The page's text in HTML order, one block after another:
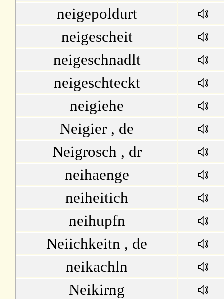
neigepoldurt
neigescheit
neigeschnadlt
neigeschteckt
neigiehe
Neigier , de
Neigrosch , dr
neihaenge
neiheitich
neihupfn
Neiichkeitn , de
neikachln
Neikirng